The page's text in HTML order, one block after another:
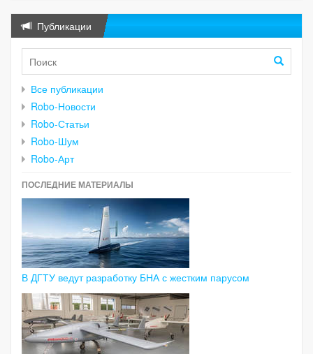
Публикации
Все публикации
Robo-Новости
Robo-Статьи
Robo-Шум
Robo-Арт
ПОСЛЕДНИЕ МАТЕРИАЛЫ
В ДГТУ ведут разработку БНА с жестким парусом